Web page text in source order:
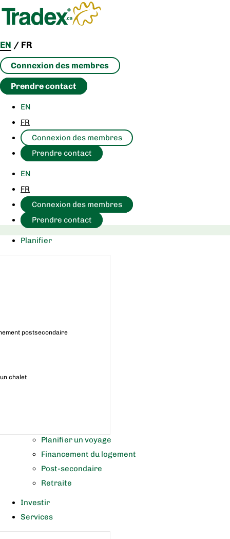
content
EN / FR
Connexion des membres
Prendre contact
EN
FR
Connexion des membres
Prendre contact
EN
FR
Connexion des membres
Prendre contact
Planifier
postsecondaire
chalet
Planifier un voyage
Financement du logement
Post-secondaire
Retraite
Investir
Services